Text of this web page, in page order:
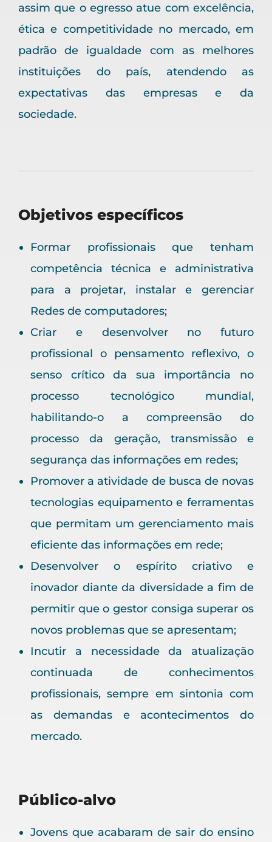
assim que o egresso atue com excelência,
ética e competitividade no mercado, em
padrão de igualdade com as melhores
instituições do país, atendendo as
expectativas das empresas e da
sociedade.
Objetivos específicos
Formar profissionais que tenham
competência técnica e administrativa
para a projetar, instalar e gerenciar
Redes de computadores;
Criar e desenvolver no futuro
profissional o pensamento reflexivo, o
senso crítico da sua importância no
processo tecnológico mundial,
habilitando-o a compreensão do
processo da geração, transmissão e
segurança das informações em redes;
Promover a atividade de busca de novas
tecnologias equipamento e ferramentas
que permitam um gerenciamento mais
eficiente das informações em rede;
Desenvolver o espírito criativo e
inovador diante da diversidade a fim de
permitir que o gestor consiga superar os
novos problemas que se apresentam;
Incutir a necessidade da atualização
continuada de conhecimentos
profissionais, sempre em sintonia com
as demandas e acontecimentos do
mercado.
Público-alvo
Jovens que acabaram de sair do ensino